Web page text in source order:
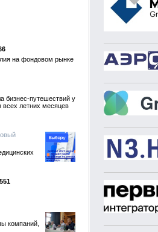
на фондовом рынке
бизнес-путешествий у
всех летних месяцев
551
компаний,